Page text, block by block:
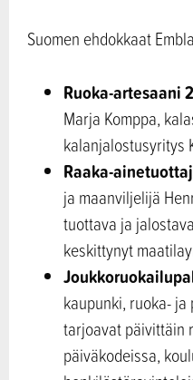
Suomen ehdokkaat
Ruoka-artesaani
Marja Komppa,
kalanjalostusyritys
Raaka-
ja maanviljelijä
tuottava ja
keskittynyt
kaupunki, ruoka-
tarjoavat päivittäin
päiväkodeissa,